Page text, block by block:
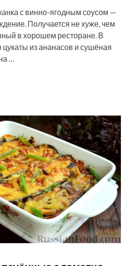
с винно-ягодным соусом —
Получается не хуже, чем
в хорошем ресторане. В
из ананасов и сушёная
…